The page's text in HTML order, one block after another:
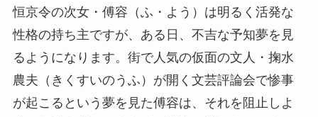
恒京令の次女・傅容（ふ・よう）は明るく活発な
性格の持ち主ですが、ある日、不吉な予知夢を見
るようになります。街で人気の仮面の文人・掬水
農夫（きくすいのうふ）が開く文芸評論会で惨事
が起こるという夢を見た傅容は、それを阻止しよ